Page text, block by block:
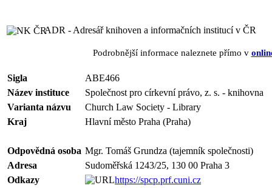
ADR - Adresář knihoven a informačních institucí v ČR
Podrobnější informace naleznete přímo v
Sigla
ABE466
Název instituce
Společnost pro církevní právo, z. s. - knihovna
Varianta názvu
Church Law Society - Library
Kraj
Hlavní město Praha (Praha)
Odpovědná osoba Mgr. Tomáš Grundza (tajemník společnosti)
Adresa
Sudoměřská 1243/25, 130 00 Praha 3
Odkazy
https://spcp.prf.cuni.cz